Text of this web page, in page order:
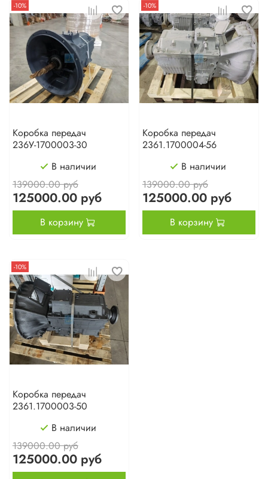
-10%
Коробка передач
236У-1700003-30
В наличии
139000.00 руб
125000.00 руб
В корзину
-10%
Коробка передач
2361.1700004-56
В наличии
139000.00 руб
125000.00 руб
В корзину
-10%
Коробка передач
2361.1700003-50
В наличии
139000.00 руб
125000.00 руб